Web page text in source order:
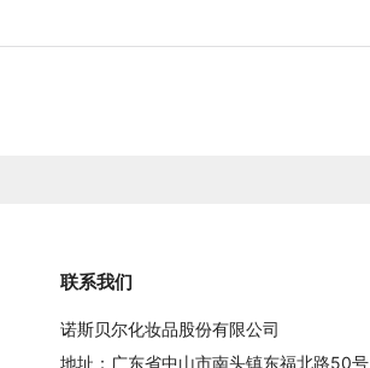
联系我们
诺斯贝尔化妆品股份有限公司
地址：广东省中山市南头镇东福北路50号